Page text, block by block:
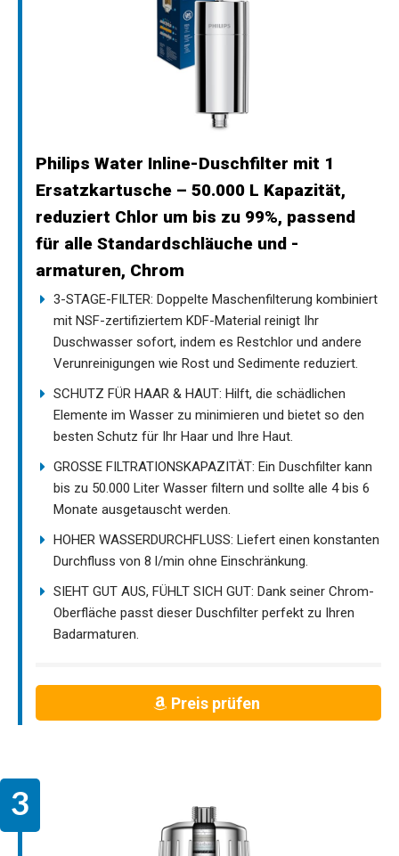
Philips Water Inline-Duschfilter mit 1
Ersatzkartusche – 50.000 L Kapazität,
reduziert Chlor um bis zu 99%, passend
für alle Standardschläuche und -
armaturen, Chrom
3-STAGE-FILTER: Doppelte Maschenfilterung kombiniert
mit NSF-zertifiziertem KDF-Material reinigt Ihr
Duschwasser sofort, indem es Restchlor und andere
Verunreinigungen wie Rost und Sedimente reduziert.
SCHUTZ FÜR HAAR & HAUT: Hilft, die schädlichen
Elemente im Wasser zu minimieren und bietet so den
besten Schutz für Ihr Haar und Ihre Haut.
GROSSE FILTRATIONSKAPAZITÄT: Ein Duschfilter kann
bis zu 50.000 Liter Wasser filtern und sollte alle 4 bis 6
Monate ausgetauscht werden.
HOHER WASSERDURCHFLUSS: Liefert einen konstanten
Durchfluss von 8 l/min ohne Einschränkung.
SIEHT GUT AUS, FÜHLT SICH GUT: Dank seiner Chrom-
Oberfläche passt dieser Duschfilter perfekt zu Ihren
Badarmaturen.
Preis prüfen